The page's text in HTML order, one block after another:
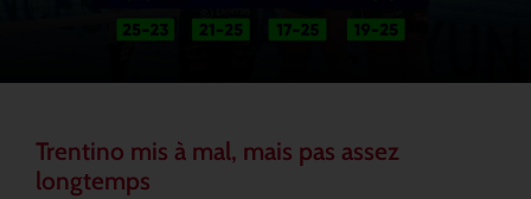
Trentino mis à mal, mais pas assez
longtemps